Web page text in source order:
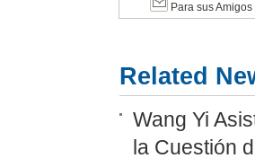
Para sus Amigos
Related
Wang Yi
la Cuestión